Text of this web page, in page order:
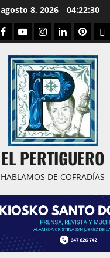
agosto 8, 2026 04:22:31
Facebook
YoutubeInstagram
LinkedPinterest
EL PERTIGUERO
HABLAMOS DE COFRADÍAS